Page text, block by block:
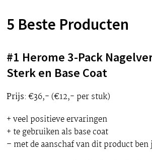
5 Beste Producten
#1 Herome 3-Pack
Sterk en Base Coat
Prijs: €36,- (€12,- per stuk)
+ veel positieve ervaringen
+ te gebruiken als base coat
– met de aanschaf van dit product